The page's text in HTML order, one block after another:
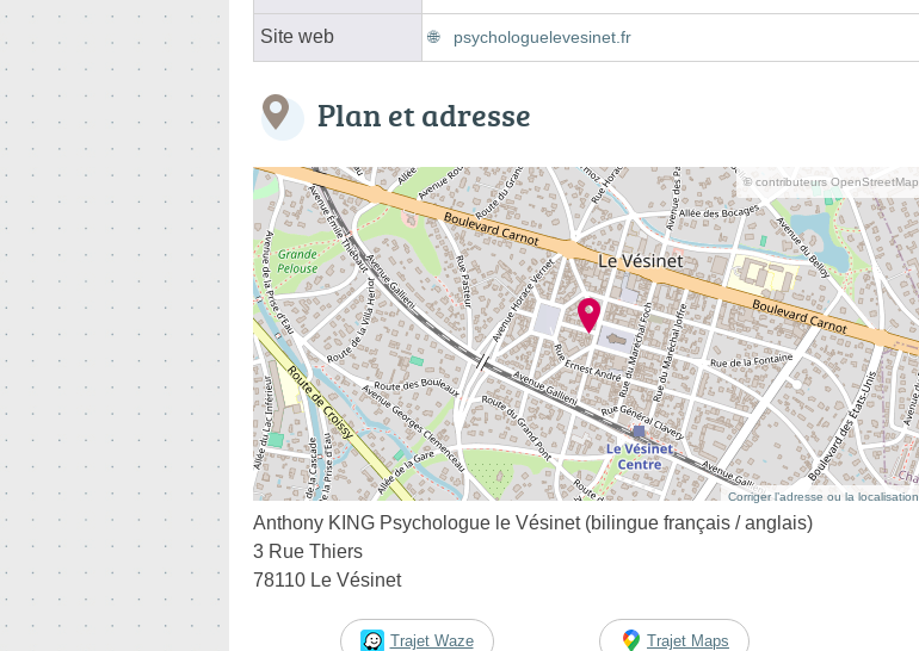
Site web psychologuelevesinet.fr
Plan et adresse
© contributeurs OpenStreetMap
Corriger l’adresse ou la localisation
Anthony KING Psychologue le Vésinet (bilingue français / anglais)
3 Rue Thiers
78110 Le Vésinet
Trajet Waze Trajet Maps